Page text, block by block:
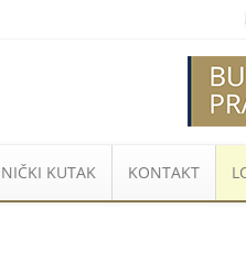
KUTAK KONTAKT